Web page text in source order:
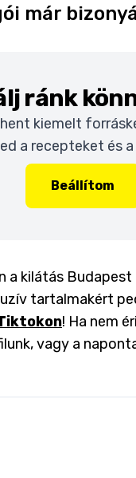
már
ránk
kiemelt
a recepteket és
Beállítom
kilátás
tartalmakért
! Ha nem
vagy a